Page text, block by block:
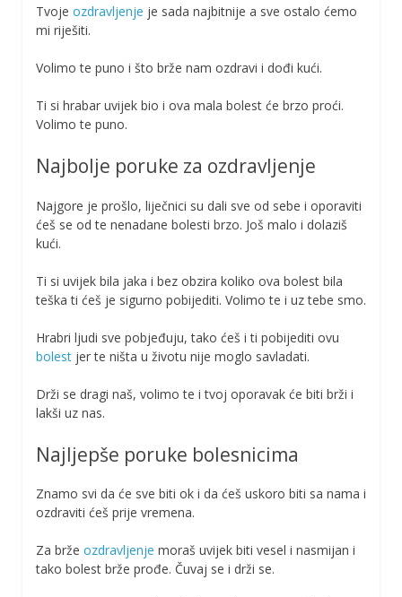
Tvoje ozdravljenje je sada najbitnije a sve ostalo ćemo
mi riješiti.
Volimo te puno i što brže nam ozdravi i dođi kući.
Ti si hrabar uvijek bio i ova mala bolest će brzo proći.
Volimo te puno.
Najbolje poruke za ozdravljenje
Najgore je prošlo, liječnici su dali sve od sebe i oporaviti
ćeš se od te nenadane bolesti brzo. Još malo i dolaziš
kući.
Ti si uvijek bila jaka i bez obzira koliko ova bolest bila
teška ti ćeš je sigurno pobijediti. Volimo te i uz tebe smo.
Hrabri ljudi sve pobjeđuju, tako ćeš i ti pobijediti ovu
bolest jer te ništa u životu nije moglo savladati.
Drži se dragi naš, volimo te i tvoj oporavak će biti brži i
lakši uz nas.
Najljepše poruke bolesnicima
Znamo svi da će sve biti ok i da ćeš uskoro biti sa nama i
ozdraviti ćeš prije vremena.
Za brže ozdravljenje moraš uvijek biti vesel i nasmijan i
tako bolest brže prođe. Čuvaj se i drži se.